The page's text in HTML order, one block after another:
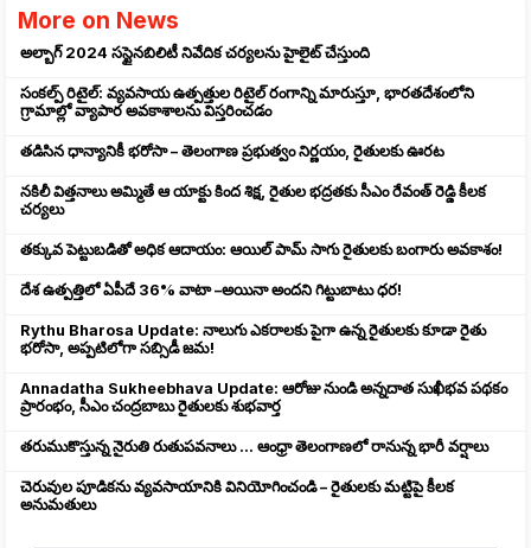
More on News
అల్బాగ్ 2024 సస్టైనబిలిటీ నివేదిక చర్యలను హైలైట్ చేస్తుంది
సంకల్ప్ రిటైల్: వ్యవసాయ ఉత్పత్తుల రిటైల్ రంగాన్ని మారుస్తూ, భారతదేశంలోని
గ్రామాల్లో వ్యాపార అవకాశాలను విస్తరించడం
తడిసిన ధాన్యానికీ భరోసా – తెలంగాణ ప్రభుత్వం నిర్ణయం, రైతులకు ఊరట
నకిలీ విత్తనాలు అమ్మితే ఆ యాక్టు కింద శిక్ష, రైతుల భద్రతకు సీఎం రేవంత్ రెడ్డి కీలక
చర్యలు
తక్కువ పెట్టుబడితో అధిక ఆదాయం: ఆయిల్ పామ్ సాగు రైతులకు బంగారు అవకాశం!
దేశ ఉత్పత్తిలో ఏపీదే 36% వాటా –అయినా అందని గిట్టుబాటు ధర!
Rythu Bharosa Update: నాలుగు ఎకరాలకు పైగా ఉన్న రైతులకు కూడా రైతు
భరోసా, అప్పటిలోగా సబ్సిడీ జమ!
Annadatha Sukheebhava Update: ఆరోజు నుండి అన్నదాత సుఖీభవ పథకం
ప్రారంభం, సీఎం చంద్రబాబు రైతులకు శుభవార్త
తరుముకొస్తున్న నైరుతి రుతుపవనాలు ... ఆంధ్రా తెలంగాణలో రానున్న భారీ వర్షాలు
చెరువుల పూడికను వ్యవసాయానికి వినియోగించండి – రైతులకు మట్టిపై కీలక
అనుమతులు